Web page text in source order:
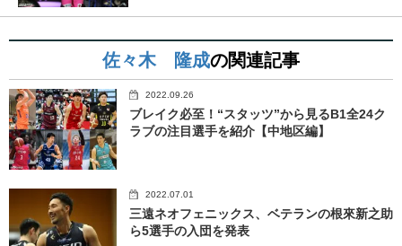
佐々木 隆成の関連記事
2022.09.26
ブレイク必至！“スタッツ”から見るB1全24ク
ラブの注目選手を紹介【中地区編】
2022.07.01
三遠ネオフェニックス、ベテランの根來新之助
ら5選手の入団を発表